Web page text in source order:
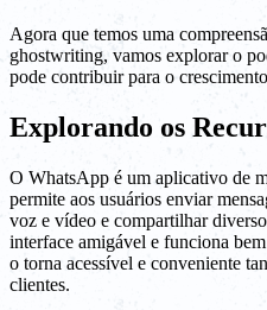
Agora que temos uma
ghostwriting, vamos explorar o
pode contribuir para o
Explorando os
O WhatsApp é um aplicativo de
permite aos usuários enviar
voz e vídeo e compartilhar
interface amigável e funciona
o torna acessível e conveniente
clientes.